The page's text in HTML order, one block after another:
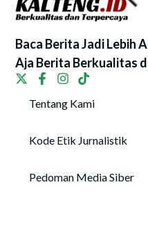
Baca Berita Jadi Lebih
Aja Berita Berkualitas
Tentang Kami
Kode Etik Jurnalistik
Pedoman Media Siber